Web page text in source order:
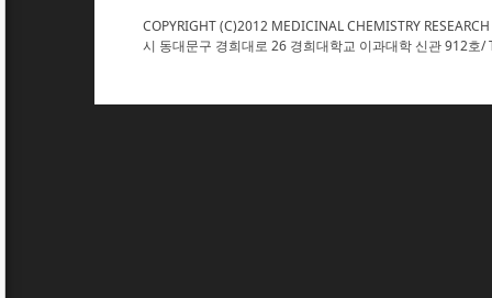
COPYRIGHT (C)2012 MEDICINAL CHEMISTRY
시 동대문구 경희대로 26 경희대학교 이과대학 신관 912